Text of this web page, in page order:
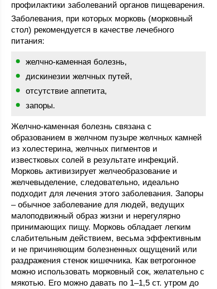
профилактики заболеваний органов пищеварения.
Заболевания, при которых морковь (морковный
стол) рекомендуется в качестве лечебного
питания:
желчно-каменная болезнь,
дискинезии желчных путей,
отсутствие аппетита,
запоры.
Желчно-каменная болезнь связана с
образованием в желчном пузыре желчных камней
из холестерина, желчных пигментов и
известковых солей в результате инфекций.
Морковь активизирует желчеобразование и
желчевыделение, следовательно, идеально
подходит для лечения этого заболевания. Запоры
– обычное заболевание для людей, ведущих
малоподвижный образ жизни и нерегулярно
принимающих пищу. Морковь обладает легким
слабительным действием, весьма эффективным
и не причиняющим болезненных ощущений или
раздражения стенок кишечника. Как ветрогонное
можно использовать морковный сок, желательно с
мякотью. Его можно давать по 1–1,5 ст. утром до